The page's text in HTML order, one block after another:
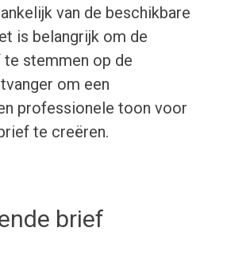
van de beschikbare
is belangrijk om de
stemmen op de
om een
professionele toon voor
te creëren.
brief